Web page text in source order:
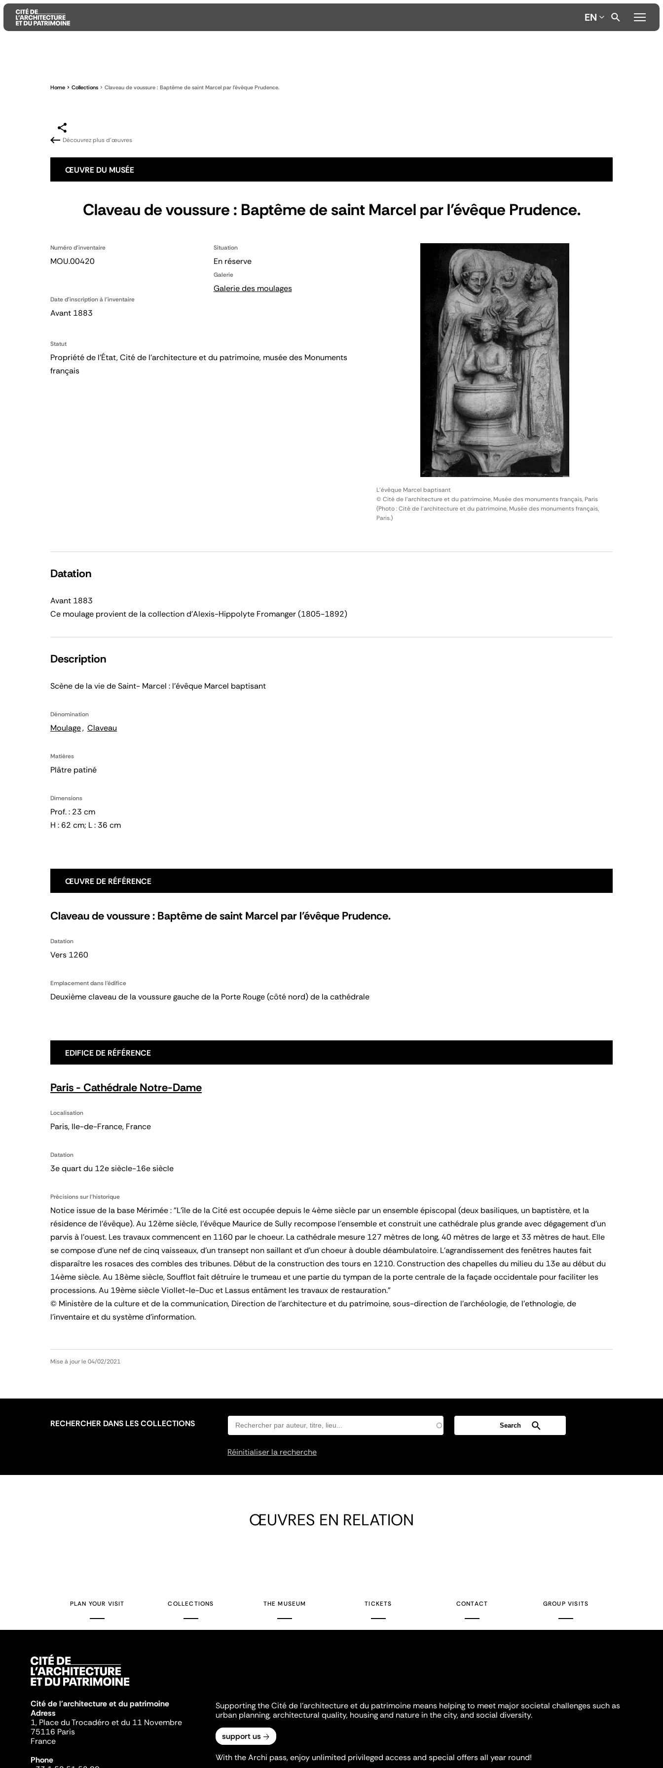
EN
Home Collections Claveau de voussure : Baptême de saint Marcel par l’évêque Prudence.
Découvrez plus d'œuvres
ŒUVRE DU MUSÉE
Claveau de voussure : Baptême de saint Marcel par l’évêque Prudence.
Numéro d'inventaire
MOU.00420
Situation
En réserve
Galerie
Galerie des moulages
Date d'inscription à l'inventaire
Avant 1883
Statut
Propriété de l’État, Cité de l’architecture et du patrimoine, musée des Monuments
français
L'évêque Marcel baptisant
© Cité de l'architecture et du patrimoine, Musée des monuments français, Paris
(Photo : Cité de l'architecture et du patrimoine, Musée des monuments français,
Paris.)
Datation
Avant 1883
Ce moulage provient de la collection d'Alexis-Hippolyte Fromanger (1805-1892)
Description
Scène de la vie de Saint- Marcel : l'évêque Marcel baptisant
Dénomination
Moulage Claveau
Matières
Plâtre patiné
Dimensions
Prof. : 23 cm
H : 62 cm; L : 36 cm
ŒUVRE DE RÉFÉRENCE
Claveau de voussure : Baptême de saint Marcel par l’évêque Prudence.
Datation
Vers 1260
Emplacement dans l'édifice
Deuxième claveau de la voussure gauche de la Porte Rouge (côté nord) de la cathédrale
EDIFICE DE RÉFÉRENCE
Paris - Cathédrale Notre-Dame
Localisation
Paris, Ile-de-France, France
Datation
3e quart du 12e siècle-16e siècle
Précisions sur l'historique
Notice issue de la base Mérimée : "L'île de la Cité est occupée depuis le 4ème siècle par un ensemble épiscopal (deux basiliques, un baptistère, et la
résidence de l'évêque). Au 12ème siècle, l'évêque Maurice de Sully recompose l'ensemble et construit une cathédrale plus grande avec dégagement d'un
parvis à l'ouest. Les travaux commencent en 1160 par le choeur. La cathédrale mesure 127 mètres de long, 40 mètres de large et 33 mètres de haut. Elle
se compose d'une nef de cinq vaisseaux, d'un transept non saillant et d'un choeur à double déambulatoire. L'agrandissement des fenêtres hautes fait
disparaître les rosaces des combles des tribunes. Début de la construction des tours en 1210. Construction des chapelles du milieu du 13e au début du
14ème siècle. Au 18ème siècle, Soufflot fait détruire le trumeau et une partie du tympan de la porte centrale de la façade occidentale pour faciliter les
processions. Au 19ème siècle Viollet-le-Duc et Lassus entâment les travaux de restauration."
© Ministère de la culture et de la communication, Direction de l'architecture et du patrimoine, sous-direction de l'archéologie, de l'ethnologie, de
l'inventaire et du système d'information.
Mise à jour le 04/02/2021
RECHERCHER DANS LES COLLECTIONS
Réinitialiser la recherche
ŒUVRES EN RELATION
PLAN YOUR VISIT COLLECTIONS THE MUSEUM TICKETS CONTACT GROUP VISITS
Cité de l'architecture et du patrimoine
Adress
1, Place du Trocadéro et du 11 Novembre
75116 Paris
France
Phone
Supporting the Cité de l'architecture et du patrimoine means helping to meet major societal challenges such as
urban planning, architectural quality, housing and nature in the city, and social diversity.
support us
With the Archi pass, enjoy unlimited privileged access and special offers all year round!